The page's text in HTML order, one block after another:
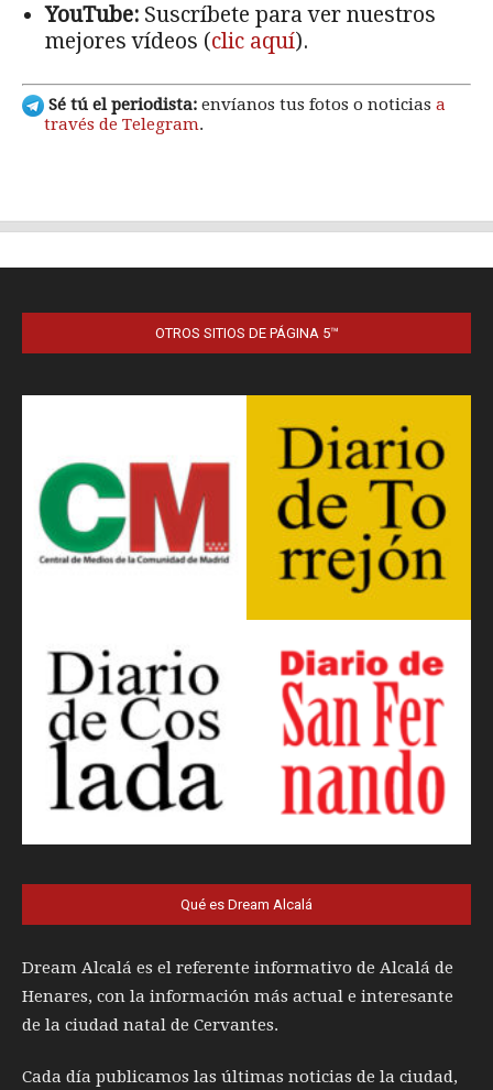
OTROS SITIOS DE PÁGINA 5™
Qué es Dream Alcalá
Dream Alcalá es el referente informativo de Alcalá de
Henares, con la información más actual e interesante
de la ciudad natal de Cervantes.
Cada día publicamos las últimas noticias de la ciudad,